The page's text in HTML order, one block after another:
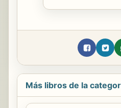
Más libros de la